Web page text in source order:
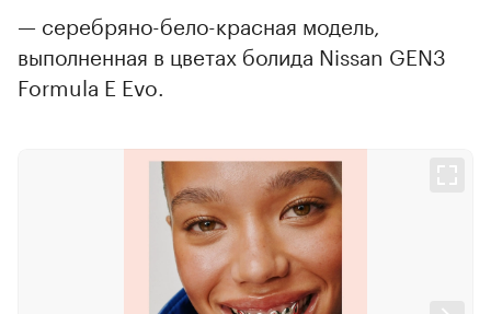
— серебряно-бело-красная модель,
выполненная в цветах болида Nissan GEN3
Formula E Evo.